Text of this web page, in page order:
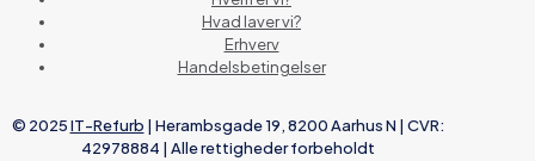
Hvad laver vi?
Erhverv
Handelsbetingelser
© 2025IT-Refurb | Herambsgade 19, 8200 Aarhus N | CVR:
42978884 | Alle rettigheder forbeholdt